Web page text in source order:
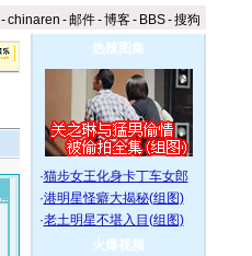
-chinaren -邮件-博客- BBS-搜狗
热辣图集
·猫步女王化身卡丁车女郎
·港明星怪癖大揭秘(组图)
·老土明星不堪入目(组图)
火爆视频